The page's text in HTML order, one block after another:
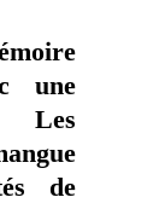
une
Les
de